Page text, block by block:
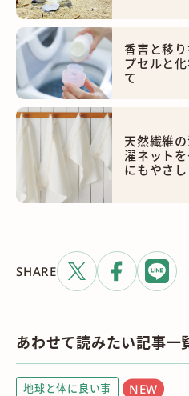
香害と移
プセルと
て
天然繊維
濯ネット
にもやさ
SHARE
あわせて読みたい記事一
地球と体に良い事